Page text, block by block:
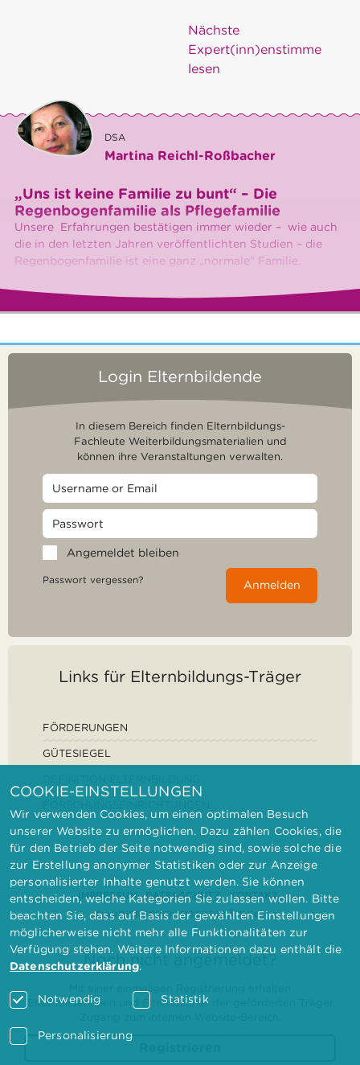
Nächste
Expert(inn)enstimme
lesen
DSA
Martina Reichl-Roßbacher
„Uns ist keine Familie zu bunt“ – Die
Regenbogenfamilie als Pflegefamilie
Unsere Erfahrungen bestätigen immer wieder – wie auch
die in den letzten Jahren veröffentlichten Studien – die
Regenbogenfamilie ist eine ganz „normale“ Familie.
Login Elternbildende
In diesem Bereich finden Elternbildungs-
Fachleute Weiterbildungsmaterialien und
können ihre Veranstaltungen verwalten.
Angemeldet bleiben
Passwort vergessen? Anmelden
Links für Elternbildungs-Träger
FÖRDERUNGEN
GÜTESIEGEL
IMPRESSUM DATENSCHUTZ
KONTAKT
BARRIEREFREIHEITSERKLÄRUNG
Noch nicht angemeldet?
Elternbilderinnen und Elternbildner der geförderten Träger
COOKIE-EINSTELLUNGEN
Wir verwenden Cookies, um einen optimalen Besuch
unserer Website zu ermöglichen. Dazu zählen Cookies, die
für den Betrieb der Seite notwendig sind, sowie solche die
zur Erstellung anonymer Statistiken oder zur Anzeige
personalisierter Inhalte genutzt werden. Sie können
entscheiden, welche Kategorien Sie zulassen wollen. Bitte
beachten Sie, dass auf Basis der gewählten Einstellungen
möglicherweise nicht mehr alle Funktionalitäten zur
Verfügung stehen. Weitere Informationen dazu enthält die
Datenschutzerklärung.
Notwendig Statistik
Personalisierung